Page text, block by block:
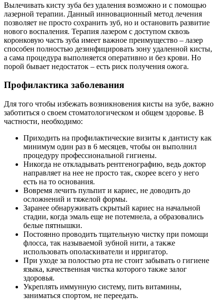
Вылечивать кисту зуба без удаления возможно и с помощью
лазерной терапии. Данный инновационный метод лечения
позволяет не просто сохранить зуб, но и остановить развитие
нового воспаления. Терапия лазером с доступом сквозь
коронковую часть зуба имеет важное преимущество – лазер
способен полностью дезинфицировать зону удаленной кисты,
а сама процедура выполняется оперативно и без крови. Но
порой бывает недостаток – есть риск получения ожога.
Профилактика заболевания
Для того чтобы избежать возникновения кисты на зубе, важно
заботиться о своем стоматологическом и общем здоровье. В
частности, необходимо:
Приходить на профилактические визиты к дантисту как
минимум один раз в 6 месяцев, чтобы он выполнил
процедуру профессиональной гигиены.
Никогда не откладывать рентгенографию, ведь доктор
направляет на нее не просто так, скорее всего у него
есть на то основания.
Вовремя лечить пульпит и кариес, не доводить до
осложнений и тяжелой формы.
Заранее обнаруживать скрытый кариес на начальной
стадии, когда эмаль еще не потемнела, а образовались
белые пятнышки.
Постоянно проводить тщательную чистку при помощи
флосса, так называемой зубной нити, а также
использовать ополаскиватели и ирригатор.
При уходе за полостью рта не стоит забывать о гигиене
языка, качественная чистка которого также залог
здоровья.
Укреплять иммунную систему, пить витамины,
заниматься спортом, не переедать.